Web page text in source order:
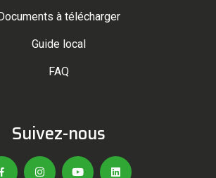
à télécharger
Guide local
FAQ
Suivez-nous